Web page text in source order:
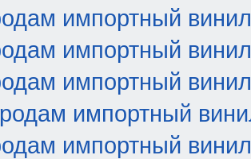
импортный винил
импортный винил
импортный винил
импортный
импортный винил